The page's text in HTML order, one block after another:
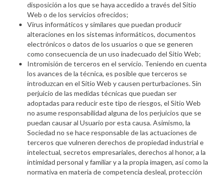
disposición a los que se haya accedido a través del Sitio
Web o de los servicios ofrecidos;
Virus informáticos y similares que puedan producir
alteraciones en los sistemas informáticos, documentos
electrónicos o datos de los usuarios o que se generen
como consecuencia de un uso inadecuado del Sitio Web;
Intromisión de terceros en el servicio. Teniendo en cuenta
los avances de la técnica, es posible que terceros se
introduzcan en el Sitio Web y causen perturbaciones. Sin
perjuicio de las medidas técnicas que puedan ser
adoptadas para reducir este tipo de riesgos, el Sitio Web
no asume responsabilidad alguna de los perjuicios que se
puedan causar al Usuario por esta causa. Asimismo, la
Sociedad no se hace responsable de las actuaciones de
terceros que vulneren derechos de propiedad industrial e
intelectual, secretos empresariales, derechos al honor, a la
intimidad personal y familiar y a la propia imagen, así como la
normativa en materia de competencia desleal, protección